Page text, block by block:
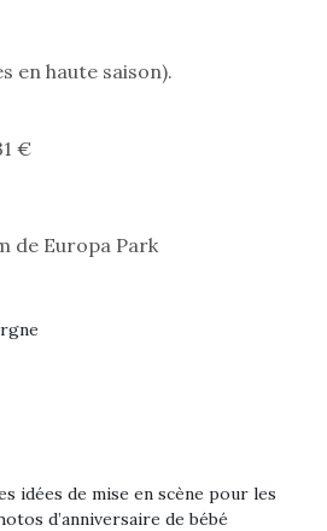
en haute saison).
€
de Europa Park
idées de mise en scène pour les
d’anniversaire de bébé